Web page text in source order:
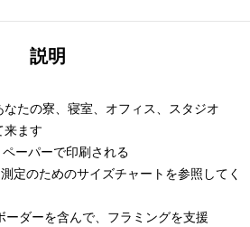
説明
たの寮、寝室、オフィス、スタジオ
来ます
ーパーで印刷される
定のためのサイズチャートを参照してく
ダーを含んで、フラミングを支援